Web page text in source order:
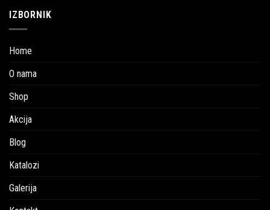
IZBORNIK
Home
O nama
Shop
Akcija
Blog
Katalozi
Galerija